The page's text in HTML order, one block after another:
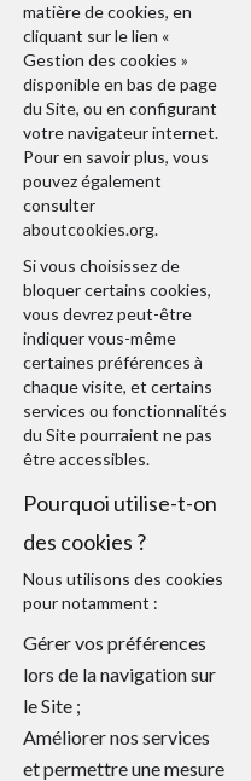
matière de cookies, en
cliquant sur le lien «
Gestion des cookies »
disponible en bas de page
du Site, ou en configurant
votre navigateur internet.
Pour en savoir plus, vous
pouvez également
consulter
aboutcookies.org.
Si vous choisissez de
bloquer certains cookies,
vous devrez peut-être
indiquer vous-même
certaines préférences à
chaque visite, et certains
services ou fonctionnalités
du Site pourraient ne pas
être accessibles.
Pourquoi utilise-t-on
des cookies ?
Nous utilisons des cookies
pour notamment :
Gérer vos préférences
lors de la navigation sur
le Site ;
Améliorer nos services
et permettre une mesure